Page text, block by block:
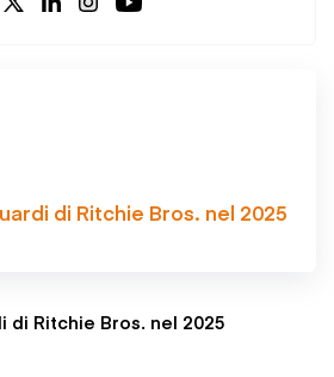
di Ritchie Bros. nel 2025
di Ritchie Bros. nel 2025